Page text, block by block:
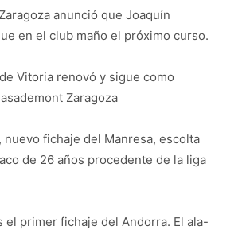
anunció que Joaquín
en el club maño el próximo curso.
Vitoria renovó y sigue como
Zaragoza
nuevo fichaje del Manresa, escolta
de 26 años procedente de la liga
el primer fichaje del Andorra. El ala-